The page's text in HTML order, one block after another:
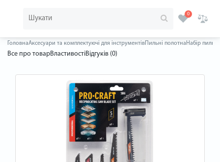
0
ГоловнаАксесуари та комплектуючі для інструментів Пильні полотна Набір
Все про товарВластивостіВідгуків (0)